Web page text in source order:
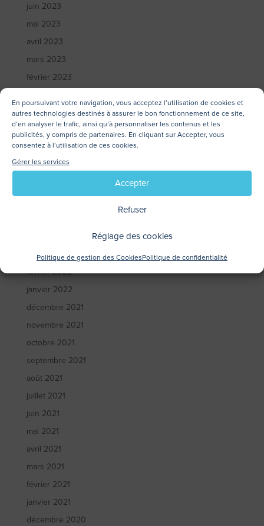
En poursuivant votre navigation, vous acceptez l’utilisation de cookies et
autres technologies destinés à assurer le bon fonctionnement de ce site,
d’en analyser le trafic, ainsi qu’à personnaliser les contenus et les
publicités, y compris de partenaires. En cliquant sur Accepter, vous
consentez à l’utilisation de ces cookies.
Gérer les services
Accepter
Refuser
Réglage des cookies
Politique de gestion des CookiesPolitique de confidentialité
juin 2023
mai 2023
avril 2023
mars 2023
février 2023
décembre 2022
novembre 2022
octobre 2022
septembre 2022
mars 2022
février 2022
janvier 2022
décembre 2021
novembre 2021
octobre 2021
septembre 2021
août 2021
juillet 2021
juin 2021
mai 2021
avril 2021
mars 2021
février 2021
janvier 2021
décembre 2020